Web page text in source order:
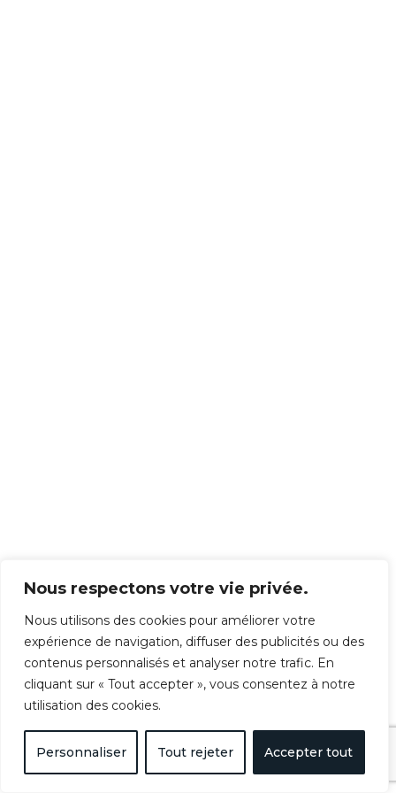
Nous respectons votre vie privée.
Nous utilisons des cookies pour améliorer votre
expérience de navigation, diffuser des publicités ou des
contenus personnalisés et analyser notre trafic. En
cliquant sur « Tout accepter », vous consentez à notre
utilisation des cookies.
Personnaliser Tout rejeter Accepter tout